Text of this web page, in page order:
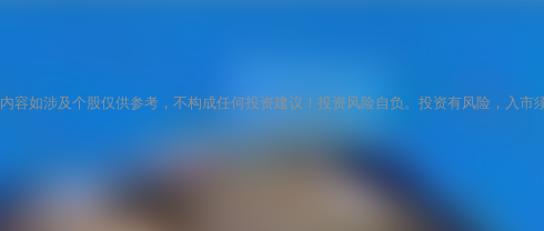
内容如涉及个股仅供参考，不构成任何投资建议！投资风险自负。投资有风险，入市